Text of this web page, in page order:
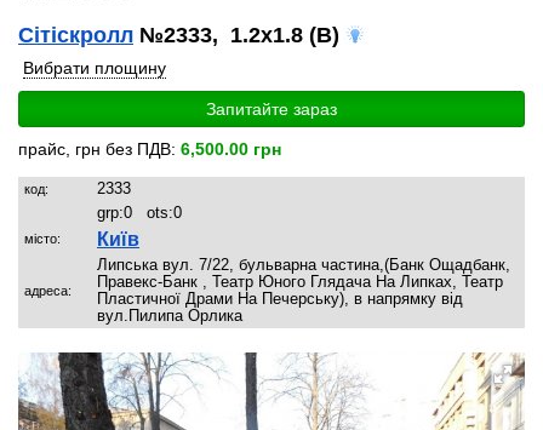
Сітіскролл №2333, 1.2x1.8 (B)
Вибрати площину
Запитайте зараз
прайс, грн без ПДВ: 6,500.00 грн
код:
2333
grp:0 ots:0
місто: Київ
адреса:
Липська вул. 7/22, бульварна частина,(Банк Ощадбанк,
Правекс-Банк , Театр Юного Глядача На Липках, Театр
Пластичної Драми На Печерську), в напрямку від
вул.Пилипа Орлика